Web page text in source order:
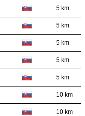
5 km
5 km
5 km
5 km
5 km
10 km
10 km